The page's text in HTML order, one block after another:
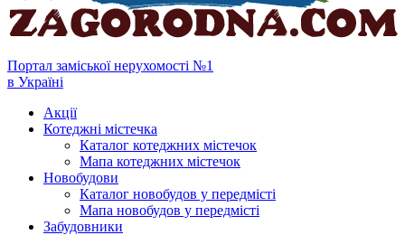
Портал заміської нерухомості №1
в Україні
Акції
Котеджні містечка
Каталог котеджних містечок
Мапа котеджних містечок
Новобудови
Каталог новобудов у передмісті
Мапа новобудов у передмісті
Забудовники